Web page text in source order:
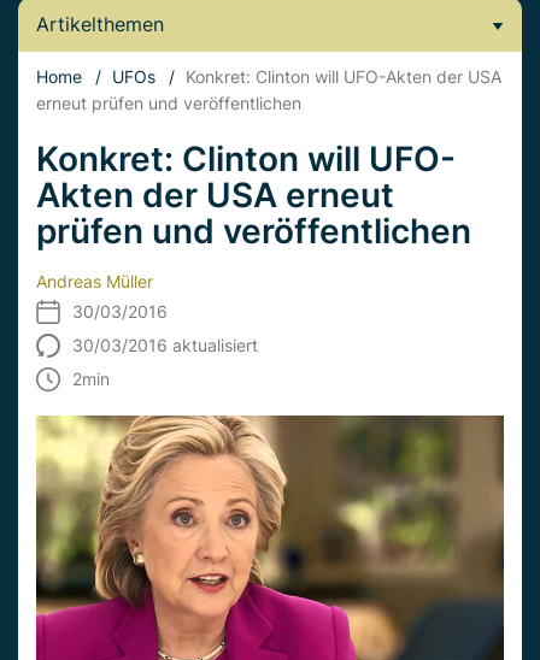
Artikelthemen
Home / UFOs / Konkret: Clinton will UFO-Akten der USA
erneut prüfen und veröffentlichen
Konkret: Clinton will UFO-
Akten der USA erneut
prüfen und veröffentlichen
Andreas Müller
30/03/2016
30/03/2016 aktualisiert
2min